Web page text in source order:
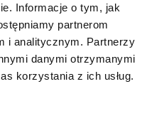
Informacje o tym, jak
partnerom
i analitycznym. Partnerzy
danymi otrzymanymi
korzystania z ich usług.